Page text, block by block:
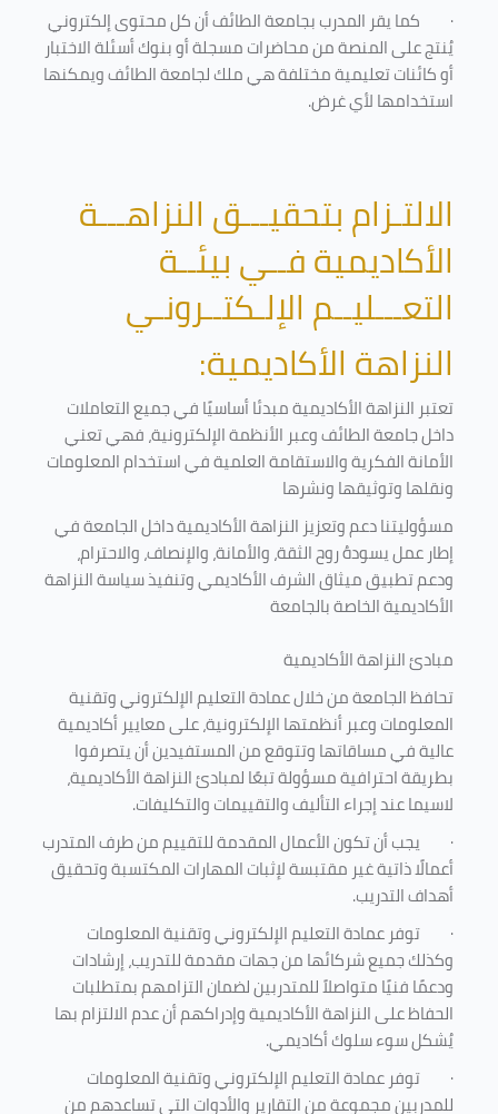
· كما يقر المدرب بجامعة الطائف أن كل محتوى إلكتروني
يُنتج على المنصة من محاضرات مسجلة أو بنوك أسئلة الاختبار
أو كائنات تعليمية مختلفة هي ملك لجامعة الطائف ويمكنها
استخدامها لأي غرض.
الالتـزام بتحقيـــق النزاهـــة
الأكاديمية فــي بيئــة
التعـــليــم الإلـكتــرونـي
النزاهة الأكاديمية:
تعتبر النزاهة الأكاديمية مبدئا أساسيًا في جميع التعاملات
داخل جامعة الطائف وعبر الأنظمة الإلكترونية، فهي تعني
الأمانة الفكرية والاستقامة العلمية في استخدام المعلومات
ونقلها وتوثيقها ونشرها
مسؤوليتنا دعم وتعزيز النزاهة الأكاديمية داخل الجامعة في
إطار عمل يسودهُ روح الثقة، والأمانة، والإنصاف، والاحترام،
ودعم تطبيق ميثاق الشرف الأكاديمي وتنفيذ سياسة النزاهة
الأكاديمية الخاصة بالجامعة
مبادئ النزاهة الأكاديمية
تحافظ الجامعة من خلال عمادة التعليم الإلكتروني وتقنية
المعلومات وعبر أنظمتها الإلكترونية، على معايير أكاديمية
عالية في مساقاتها وتتوقع من المستفيدين أن يتصرفوا
بطريقة احترافية مسؤولة تبعًا لمبادئ النزاهة الأكاديمية،
لاسيما عند إجراء التأليف والتقييمات والتكليفات.
· يجب أن تكون الأعمال المقدمة للتقييم من طرف المتدرب
أعمالًا ذاتية غير مقتبسة لإثبات المهارات المكتسبة وتحقيق
أهداف التدريب.
· توفر عمادة التعليم الإلكتروني وتقنية المعلومات
وكذلك جميع شركائها من جهات مقدمة للتدريب، إرشادات
ودعمًا فنيًا متواصلاً للمتدربين لضمان التزامهم بمتطلبات
الحفاظ على النزاهة الأكاديمية وإدراكهم أن عدم الالتزام بها
يُشكل سوء سلوك أكاديمي.
· توفر عمادة التعليم الإلكتروني وتقنية المعلومات
للمدربين مجموعة من التقارير والأدوات التي تساعدهم من